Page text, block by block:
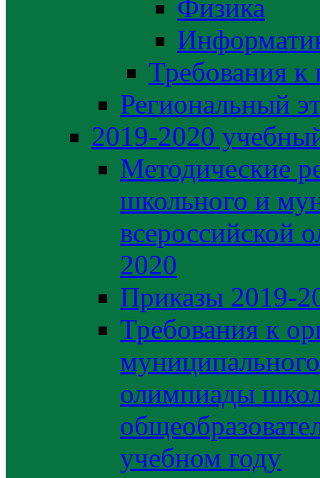
Физика
Требования
Региональный
2019-2020
Методические
школьного и
всероссийской
2020
Приказы 2019-
Требования к
олимпиады
учебном году